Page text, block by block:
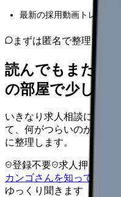
最新の採用動画トレンド
まずは匿名で整理
読んでもまだ苦
の部屋で少し話
いきなり求人相談には進
て、何がつらいのか、辞
に整理します。
登録不要 求人押し売り
カンゴさんを知ってから相
ゆっくり聞きます